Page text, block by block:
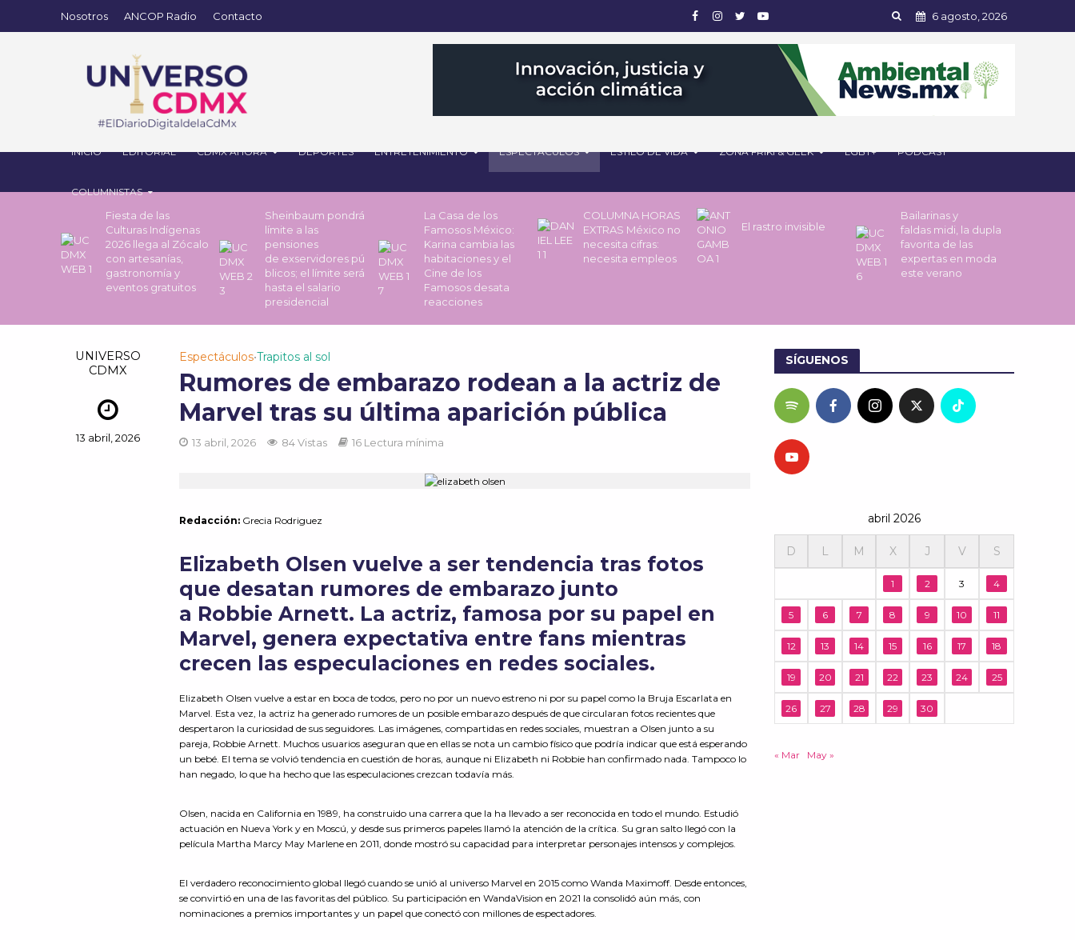
Nosotros ANCOP Radio Contacto 6 agosto, 2026
INICIO EDITORIAL CDMX AHORA DEPORTES ENTRETENIMIENTO ESPECTÁCULOS ESTILO DE VIDA ZONA FRIKI & GEEK LGBT+ PODCAST
COLUMNISTAS
Fiesta de las
Culturas Indígenas
2026 llega al Zócalo
con artesanías,
gastronomía y
eventos gratuitos
Sheinbaum pondrá
límite a las
pensiones
de exservidores pú
blicos; el límite será
hasta el salario
presidencial
La Casa de los
Famosos México:
Karina cambia las
habitaciones y el
Cine de los
Famosos desata
reacciones
COLUMNA HORAS
EXTRAS México no
necesita cifras:
necesita empleos
El rastro invisible
Bailarinas y
faldas midi, la dupla
favorita de las
expertas en moda
este verano
UNIVERSO
CDMX
13 abril, 2026
Espectáculos•Trapitos al sol
Rumores de embarazo rodean a la actriz de
Marvel tras su última aparición pública
13 abril, 2026 84 Vistas 16 Lectura mínima
Redacción: Grecia Rodriguez
Elizabeth Olsen vuelve a ser tendencia tras fotos
que desatan rumores de embarazo junto
a Robbie Arnett. La actriz, famosa por su papel en
Marvel, genera expectativa entre fans mientras
crecen las especulaciones en redes sociales.
Elizabeth Olsen vuelve a estar en boca de todos, pero no por un nuevo estreno ni por su papel como la Bruja Escarlata en
Marvel. Esta vez, la actriz ha generado rumores de un posible embarazo después de que circularan fotos recientes que
despertaron la curiosidad de sus seguidores. Las imágenes, compartidas en redes sociales, muestran a Olsen junto a su
pareja, Robbie Arnett. Muchos usuarios aseguran que en ellas se nota un cambio físico que podría indicar que está esperando
un bebé. El tema se volvió tendencia en cuestión de horas, aunque ni Elizabeth ni Robbie han confirmado nada. Tampoco lo
han negado, lo que ha hecho que las especulaciones crezcan todavía más.
Olsen, nacida en California en 1989, ha construido una carrera que la ha llevado a ser reconocida en todo el mundo. Estudió
actuación en Nueva York y en Moscú, y desde sus primeros papeles llamó la atención de la crítica. Su gran salto llegó con la
película Martha Marcy May Marlene en 2011, donde mostró su capacidad para interpretar personajes intensos y complejos.
El verdadero reconocimiento global llegó cuando se unió al universo Marvel en 2015 como Wanda Maximoff. Desde entonces,
se convirtió en una de las favoritas del público. Su participación en WandaVision en 2021 la consolidó aún más, con
nominaciones a premios importantes y un papel que conectó con millones de espectadores.
SÍGUENOS
abril 2026
D L M X J V S
1 2 3 4
5 6 7 8 9 10 11
12 13 14 15 16 17 18
19 20 21 22 23 24 25
26 27 28 29 30
« Mar May »